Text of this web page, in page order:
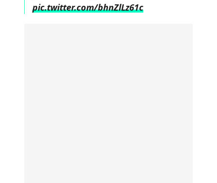
pic.twitter.com/bhnZlLz61c